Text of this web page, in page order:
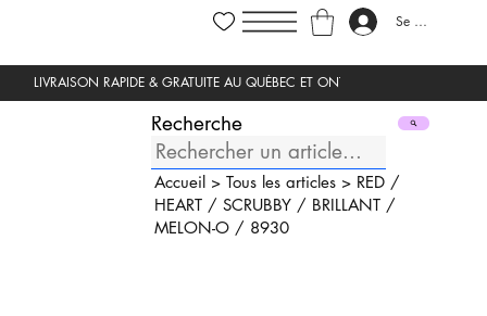
Se connecter
Recherche
Accueil> Tous les articles> RED /
HEART / SCRUBBY / BRILLANT /
MELON-O / 8930